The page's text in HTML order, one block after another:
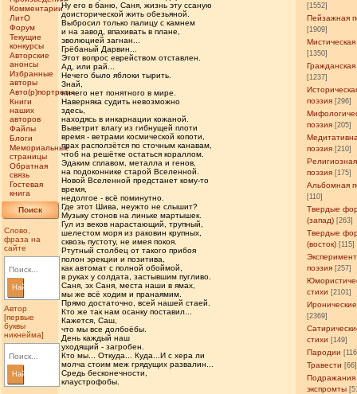
Комментарии
ЛитО
Форум
Текущие
конкурсы
Авторские
анонсы
Избранные
авторы
Авто(р)портреты
Книги
наших
авторов
Файлы
Блоги
Мемориальные
страницы
Обратная
связь
Гостевая
книга
Поиск
Слово,
фраза на
сайте
Найти
Автор
[первые
буквы
никнейма]
Найти
[1552]
Пейзажная
[1909]
Мистическая
[1350]
Гражданская
[1237]
поэзия [296]
поэзия [205]
поэзия [210]
Религиозная
поэзия [175]
Альбомная
[110]
Твердые
(запад) [263]
Твердые
(восток) [115]
поэзия [257]
стихи [2101]
[2369]
стихи [149]
Пародии
Травести [66]
Подражания
экспромты
Ну его в баню, Саня, жизнь эту ссаную
доисторической жить обезьяной.
Выбросил только палицу с камнем
и на завод, впахивать в плане,
эволюцией загнан...
Грёбаный Дарвин...
Этот вопрос еврейством отставлен.
Ад, или рай...
Нечего было яблоки тырить.
Знай,
ничего нет понятного в мире.
Наверняка судить невозможно
здесь,
находясь в инкарнации кожаной.
Выветрит влагу из гибнущей плоти
время - ветрами космической копоти,
прах расползётся по сточным канавам,
чтоб на решётке остаться кораллом.
Эдаким сплавом, металла и генов,
на подоконнике старой Вселенной.
Новой Вселенной предстанет кому-то
время,
недолгое - всё поминутно.
Где этот Шива, неужто не слышит?
Музыку стонов на линьке мартышек.
Гул из веков нарастающий, трупный,
шелестом моря из раковин крупных,
сквозь пустоту, не имея покоя.
Ртутный столбец от такого прибоя
полон эрекции и позитива,
как автомат с полной обоймой,
в руках у солдата, застывшим пугливо.
Саня, эх Саня, места наши в ямах,
мы же всё ходим и пранаямим.
Прямо достаточно, всей нашей стаей.
Кто же так нам осанку поставил...
Кажется, Саш,
что мы все долбоёбы.
День каждый наш
уходящий - загробен.
Кто мы... Откуда... Куда...И с хера ли
молча стоим меж грядущих развалин...
Средь бесконечности,
клаустрофобы.